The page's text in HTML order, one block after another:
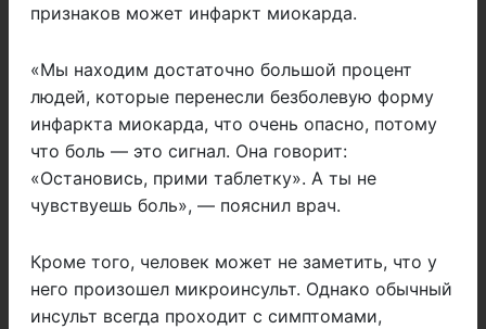
признаков может инфаркт миокарда.
«Мы находим достаточно большой процент
людей, которые перенесли безболевую форму
инфаркта миокарда, что очень опасно, потому
что боль — это сигнал. Она говорит:
«Остановись, прими таблетку». А ты не
чувствуешь боль», — пояснил врач.
Кроме того, человек может не заметить, что у
него произошел микроинсульт. Однако обычный
инсульт всегда проходит с симптомами,